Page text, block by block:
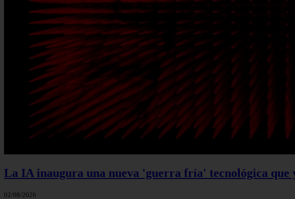
La IA inaugura una nueva 'guerra fría' tecnológica que
02/08/2026